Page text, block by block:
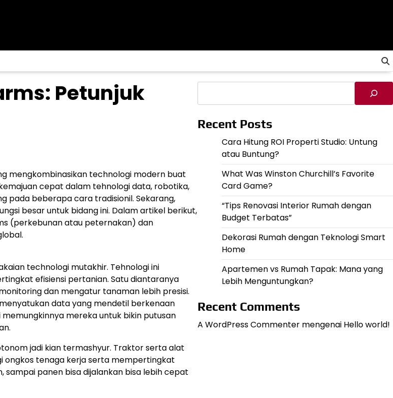
Petunjuk
mengkombinasikan technologi modern buat
cepat dalam tehnologi data, robotika,
pada beberapa cara tradisionil. Sekarang,
besar untuk bidang ini. Dalam artikel berikut,
(perkebunan atau peternakan) dan
technologi mutakhir. Tehnologi ini
efisiensi pertanian. Satu diantaranya
dan mengatur tanaman lebih presisi.
data yang mendetil berkenaan
mereka untuk bikin putusan
jadi kian termashyur. Traktor serta alat
ongkos tenaga kerja serta mempertingkat
sampai panen bisa dijalankan bisa lebih cepat
Recent Posts
Cara Hitung ROI Properti Studio: Untung
atau Buntung?
What Was Winston Churchill’s Favorite
Card Game?
“Tips Renovasi Interior Rumah dengan
Budget Terbatas”
Dekorasi Rumah dengan Teknologi Smart
Home
Apartemen vs Rumah Tapak: Mana yang
Lebih Menguntungkan?
Recent Comments
A WordPress Commentermengenai Hello world!